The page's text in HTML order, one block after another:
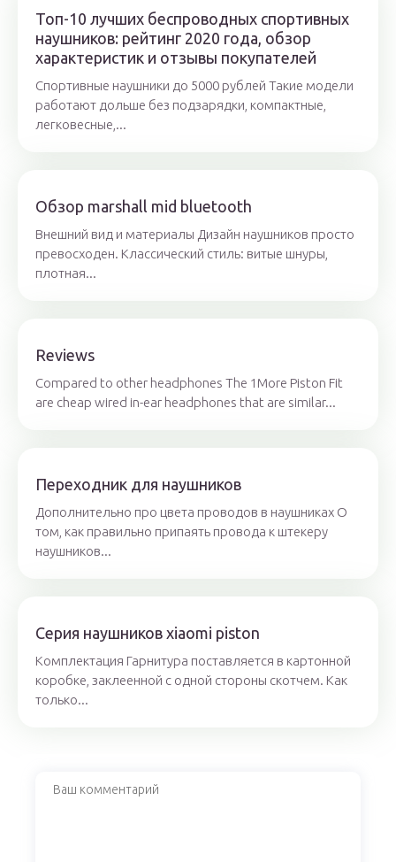
Топ-10 лучших беспроводных спортивных
наушников: рейтинг 2020 года, обзор
характеристик и отзывы покупателей
Спортивные наушники до 5000 рублей Такие модели
работают дольше без подзарядки, компактные,
легковесные,...
Обзор marshall mid bluetooth
Внешний вид и материалы Дизайн наушников просто
превосходен. Классический стиль: витые шнуры,
плотная...
Reviews
Compared to other headphones The 1More Piston Fit
are cheap wired in-ear headphones that are similar...
Переходник для наушников
Дополнительно про цвета проводов в наушниках О
том, как правильно припаять провода к штекеру
наушников...
Серия наушников xiaomi piston
Комплектация Гарнитура поставляется в картонной
коробке, заклеенной с одной стороны скотчем. Как
только...